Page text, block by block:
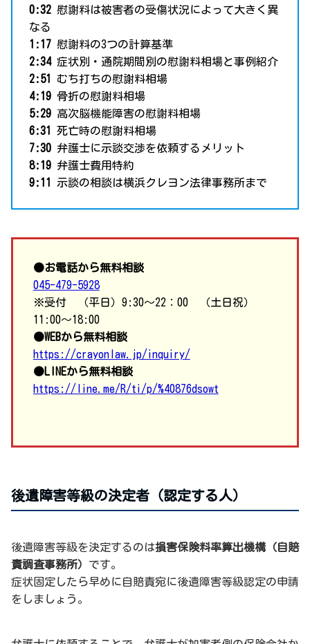
0:32 慰謝料は被害者の受傷状況によって大きく異
なる
1:17 慰謝料の3つの計算基準
2:34症状別・通院期間別の慰謝料相場と事例紹介
2:51
むち打ちの慰謝料相場
4:19 骨折の慰謝料相場
5:29 高次脳機能障害の慰謝料相場
6:31
死亡時の慰謝料相場
7:30 弁護士に示談交渉を依頼するメリット
8:19 弁護士費用特約
9:11
示談の相談は横浜クレヨン法律事務所まで
●お電話から無料相談
045-479-5928
※受付 （平日）9:30～22：00 （土日祝）
11:00～18:00
●WEBから無料相談
https://crayonlaw.jp/inquiry/
●LINEから無料相談
https://line.me/R/ti/p/%40876dsowt
後遺障害等級の決定者（認定する人）
後遺障害等級を決定するのは損害保険料率算出機構（自賠
責調査事務所） です。
症状固定したら早めに自賠責宛に後遺障害等級認定の申請
をしましょう。